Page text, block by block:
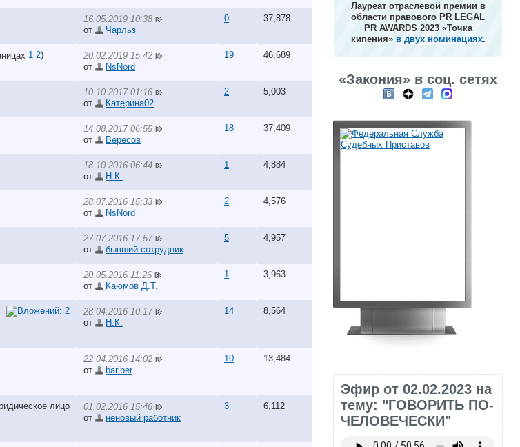
16.05.2019 10:38
от
Чарльз
0 37,878
1 2)
20.02.2019 15:42
от
NsNord
19 46,689
10.10.2017 01:16
от
Катерина02
2 5,003
14.08.2017 06:55
от
Вересов
18 37,409
18.10.2016 06:44
от
Н.К.
1 4,884
28.07.2016 15:33
от
NsNord
2 4,576
27.07.2016 17:57
от
бывший сотрудник
5 4,957
20.05.2016 11:26
от
Каюмов Д.Т.
1 3,963
28.04.2016 10:17
от
Н.К.
14 8,564
22.04.2016 14:02
от
bariber
10 13,484
01.02.2016 15:46
от
неновый работник
3 6,112
Лауреат отраслевой премии в
области правового PR LEGAL
PR AWARDS 2023 «Точка
кипения» в двух номинациях.
«Закония» в соц. сетях
Эфир от 02.02.2023 на
тему: "ГОВОРИТЬ ПО-
ЧЕЛОВЕЧЕСКИ"